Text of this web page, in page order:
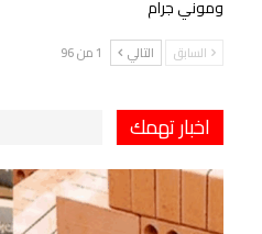
وموني جرام
السابق التالي 1 من 96
اخبار تهمك